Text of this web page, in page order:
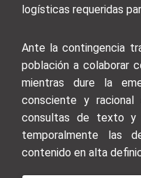
logísticas requeridas
Ante la contingencia
población a colaborar
mientras dure la
consciente y
consultas de texto y
temporalmente las
contenido en alta